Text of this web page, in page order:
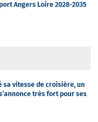
Angers Loire 2028-2035
sa vitesse de croisière, un
très fort pour ses